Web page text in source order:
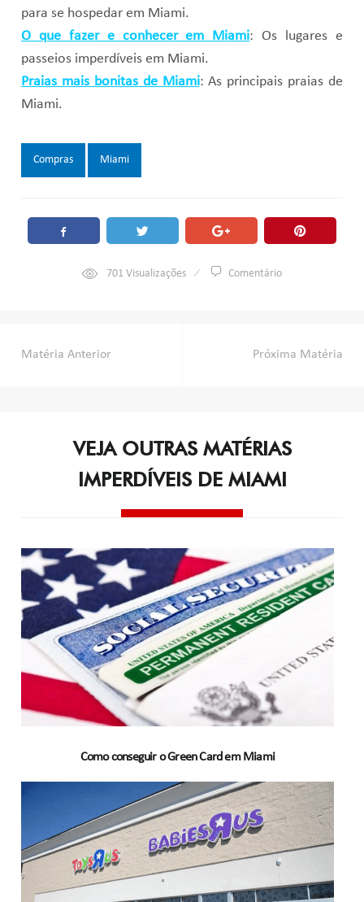
para se hospedar em Miami.
O que fazer e conhecer em Miami: Os lugares e
passeios imperdíveis em Miami.
Praias mais bonitas de Miami: As principais praias de
Miami.
Tags:
Compras Miami
701Visualizações Comentário
Navegação
Matéria Anterior Próxima Matéria
VEJA OUTRAS MATÉRIAS
IMPERDÍVEIS DE MIAMI
Como conseguir o Green Card em Miami